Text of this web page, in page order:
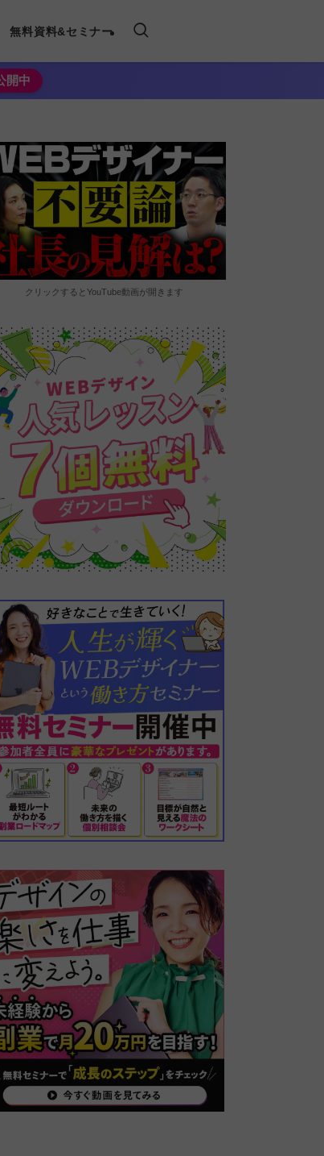
無料資料&セミナー
開中
クリックするとYouTube動画が開きます